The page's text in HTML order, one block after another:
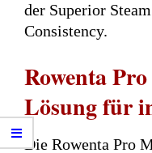
der Superior
Consistency.
Rowenta
Lösung für
Die Rowenta Pro